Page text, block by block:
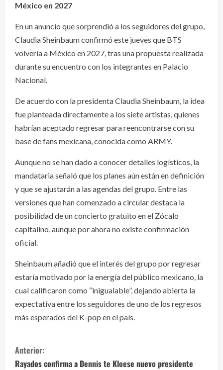
México en 2027
En un anuncio que sorprendió a los seguidores del grupo,
Claudia Sheinbaum confirmó este jueves que BTS
volvería a México en 2027, tras una propuesta realizada
durante su encuentro con los integrantes en Palacio
Nacional.
De acuerdo con la presidenta Claudia Sheinbaum, la idea
fue planteada directamente a los siete artistas, quienes
habrían aceptado regresar para reencontrarse con su
base de fans mexicana, conocida como ARMY.
Aunque no se han dado a conocer detalles logísticos, la
mandataria señaló que los planes aún están en definición
y que se ajustarán a las agendas del grupo. Entre las
versiones que han comenzado a circular destaca la
posibilidad de un concierto gratuito en el Zócalo
capitalino, aunque por ahora no existe confirmación
oficial.
Sheinbaum añadió que el interés del grupo por regresar
estaría motivado por la energía del público mexicano, la
cual calificaron como “inigualable”, dejando abierta la
expectativa entre los seguidores de uno de los regresos
más esperados del K-pop en el país.
S
Anterior:
Rayados confirma a Dennis te Kloese nuevo presidente